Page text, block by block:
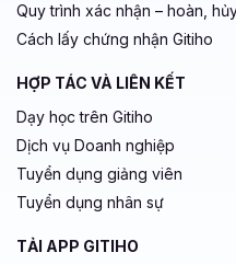
Quy trình xác nhận – hoàn,
Cách lấy chứng nhận Gitiho
HỢP TÁC VÀ LIÊN KẾT
Dạy học trên Gitiho
Dịch vụ Doanh nghiệp
Tuyển dụng giảng viên
Tuyển dụng nhân sự
TẢI APP GITIHO